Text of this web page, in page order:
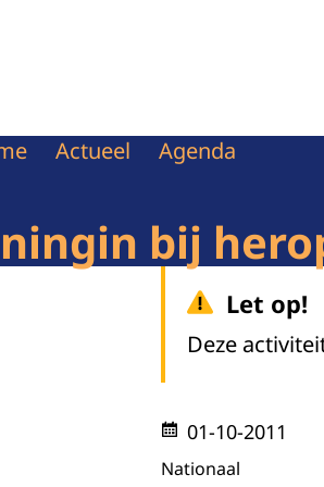
Actueel Agenda
bij
Let op!
Deze
01-10-2011
Nationaal